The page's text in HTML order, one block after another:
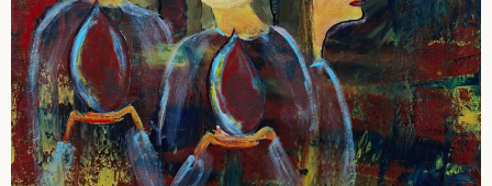
Bilder und Skulpturen in Privatbesitz